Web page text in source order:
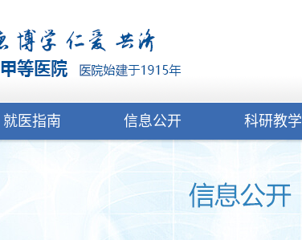
就医指南 信息公开 科研教学